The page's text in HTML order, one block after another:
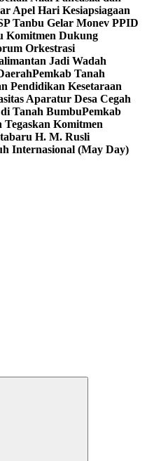
Apel Hari Kesiapsiagaan
Tanbu Gelar Monev PPID
Komitmen Dukung
Orkestrasi
Jadi Wadah
Pemkab Tanah
Pendidikan Kesetaraan
Aparatur Desa Cegah
Tanah BumbuPemkab
Komitmen
H. M. Rusli
Internasional (May Day)